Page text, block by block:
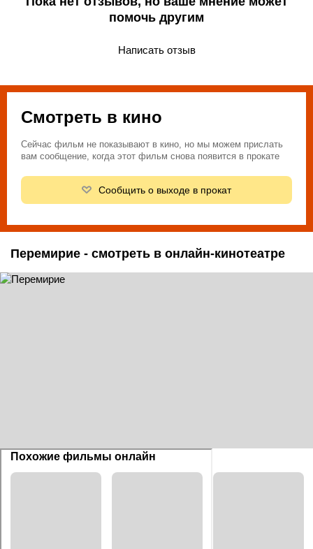
помочь другим
Написать отзыв
Смотреть в кино
Сейчас фильм не показывают в кино, но мы можем прислать
вам сообщение, когда этот фильм снова появится в прокате
Сообщить о выходе в прокат
Перемирие - смотреть в онлайн-кинотеатре
Похожие фильмы онлайн